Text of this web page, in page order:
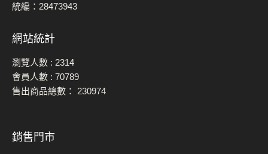
統編：28473943
網站統計
瀏覽人數 : 2314
會員人數 : 70789
售出商品總數： 230974
銷售門市